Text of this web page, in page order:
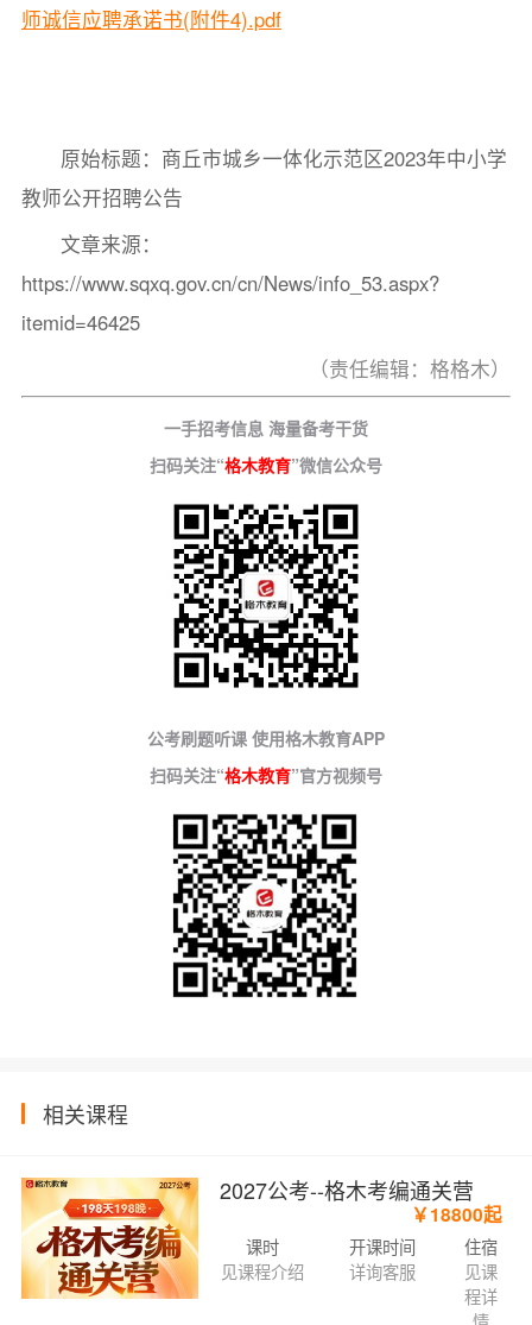
师诚信应聘承诺书(附件4).pdf
原始标题：商丘市城乡一体化示范区2023年中小学
教师公开招聘公告
文章来源：
https://www.sqxq.gov.cn/cn/News/info_53.aspx?
itemid=46425
（责任编辑：格格木）
一手招考信息 海量备考干货
扫码关注“格木教育”微信公众号
公考刷题听课 使用格木教育APP
扫码关注“格木教育”官方视频号
相关课程
2027公考--格木考编通关营
￥18800起
课时
见课程介绍
开课时间
详询客服
住宿
见课
程详